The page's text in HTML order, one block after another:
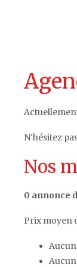
N'hésitez
Nos
0 annonce
Prix moyen